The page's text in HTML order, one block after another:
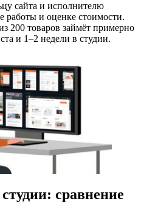
сайта и исполнителю
работы и оценке стоимости.
200 товаров займёт примерно
и 1–2 недели в студии.
сравнение